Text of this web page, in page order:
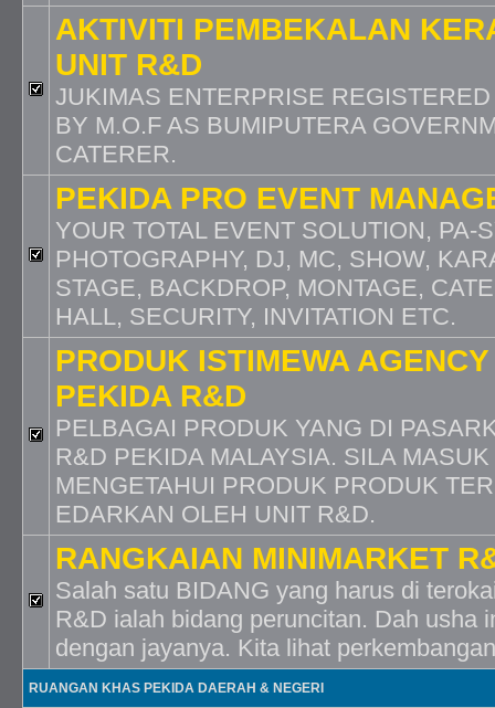
AKTIVITI PEMBEKALAN
UNIT R&D
JUKIMAS ENTERPRISE
BY M.O.F AS BUMIPUTERA
CATERER.
PEKIDA PRO EVENT
YOUR TOTAL EVENT SOLUTION, PA-
PHOTOGRAPHY, DJ, MC, SHOW,
STAGE, BACKDROP, MONTAGE,
HALL, SECURITY, INVITATION ETC.
PRODUK ISTIMEWA
PEKIDA R&D
PELBAGAI PRODUK YANG DI
R&D PEKIDA MALAYSIA. SILA
MENGETAHUI PRODUK PRODUK
EDARKAN OLEH UNIT R&D.
RANGKAIAN MINIMARKET
Salah satu BIDANG yang harus di
R&D ialah bidang peruncitan. Dah usha
dengan jayanya. Kita lihat
RUANGAN KHAS PEKIDA DAERAH & NEGERI